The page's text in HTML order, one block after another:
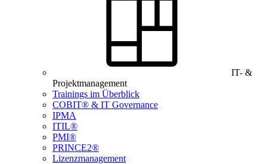
IT- &
Projektmanagement
Trainings im Überblick
COBIT® & IT Governance
IPMA
ITIL®
PMI®
PRINCE2®
Lizenzmanagement